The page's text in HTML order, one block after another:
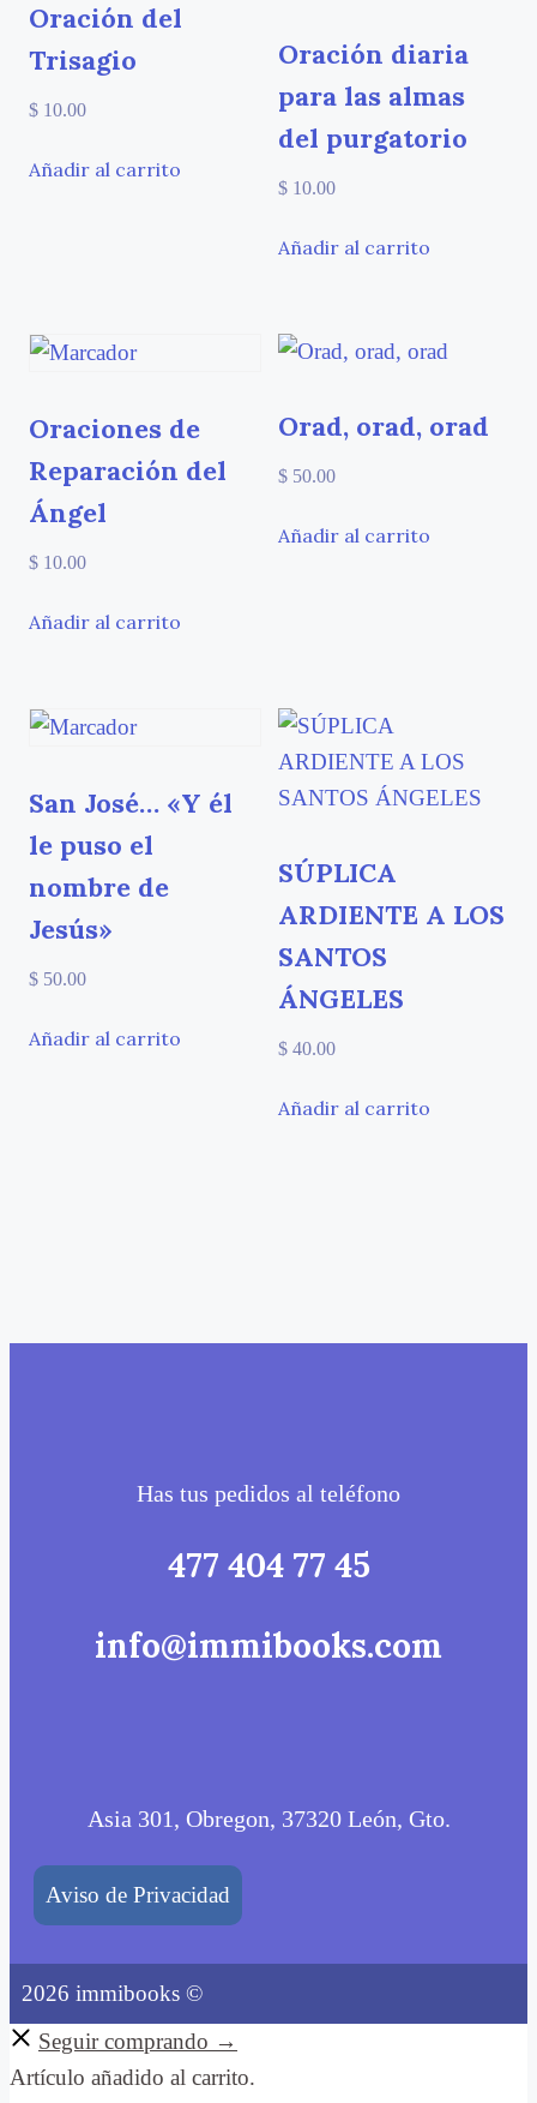
Oración del
Trisagio
$ 10.00
Añadir al carrito
Oración diaria
para las almas
del purgatorio
$ 10.00
Añadir al carrito
Oraciones de
Reparación del
Ángel
$ 10.00
Añadir al carrito
Orad, orad, orad
$ 50.00
Añadir al carrito
San José… «Y él
le puso el
nombre de
Jesús»
$ 50.00
Añadir al carrito
SÚPLICA
ARDIENTE A LOS
SANTOS
ÁNGELES
$ 40.00
Añadir al carrito
Has tus pedidos al teléfono
477 404 77 45
info@immibooks.com
Asia 301, Obregon, 37320 León, Gto.
Aviso de Privacidad
2026 immibooks ©
Seguir comprando →
Artículo añadido al carrito.